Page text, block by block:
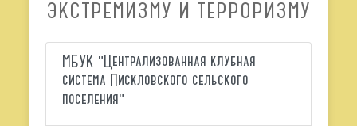
ЭКСТРЕМИЗМУ И ТЕРРОРИЗМУ
МБУК "Централизованная клубная
система Пискловского сельского
поселения"